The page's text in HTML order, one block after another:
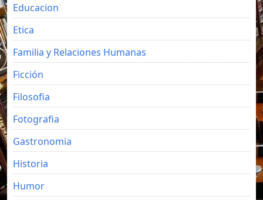
Educacion
Etica
Familia y Relaciones Humanas
Ficción
Filosofia
Fotografia
Gastronomia
Historia
Humor